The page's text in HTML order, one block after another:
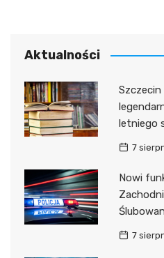
Aktualności
letniego
7
Nowi
7